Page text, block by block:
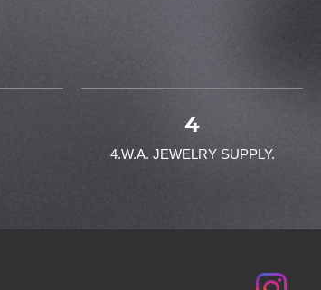
4
4.W.A. JEWELRY SUPPLY.